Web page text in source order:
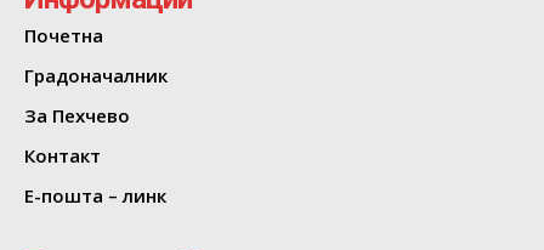
Почетна
Градоначалник
За Пехчево
Контакт
Е-пошта – линк